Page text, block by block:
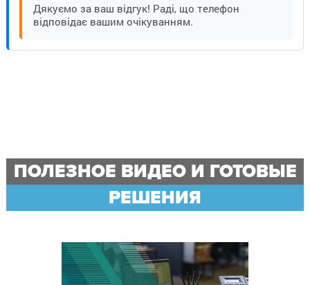
Дякуємо за ваш відгук! Раді, що телефон
відповідає вашим очікуванням.
ПОЛЕЗНОЕ ВИДЕО И ГОТОВЫЕ
РЕШЕНИЯ